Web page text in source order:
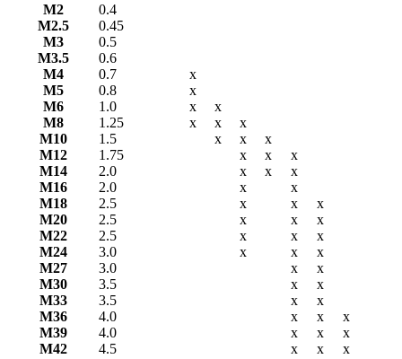
М2
0.4
М2.5
0.45
М3
0.5
М3.5
0.6
М4
0.7
х
М5
0.8
х
М6
1.0 х
х
М8
1.25 х х
х
М10
1.5 х х
х
М12
1.75 х х
х
М14
2.0 х х
х
М16
2.0 х
х
М18
2.5 х х
х
М20
2.5 х х
х
М22
2.5 х х
х
М24
3.0 х х
х
М27
3.0 х
х
М30
3.5 х
х
М33
3.5 х
х
М36
4.0 х х
х
М39
4.0 х х
х
М42
4.5 х х
х